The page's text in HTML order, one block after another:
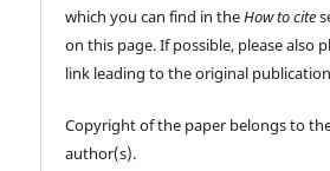
which you can find in theHow to cite
on this page. If possible, please also
link leading to the original
Copyright of the paper belongs to
author(s).